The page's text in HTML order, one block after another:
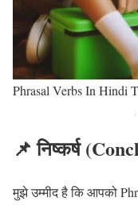
Phrasal Verbs In Hindi
📌 निष्कर्ष
मुझे उम्मीद है कि आपको